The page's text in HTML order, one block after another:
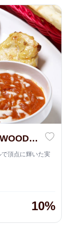
頂点に輝いた実
10%